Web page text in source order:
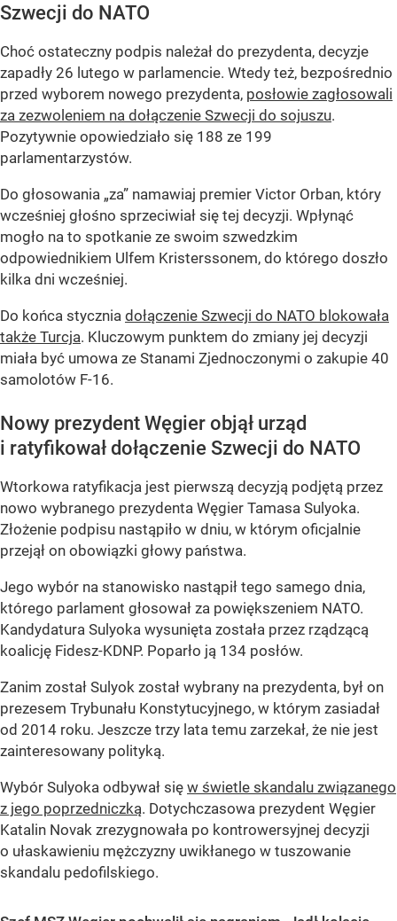
Szwecji do NATO
Choć ostateczny podpis należał do prezydenta, decyzje
zapadły 26 lutego w parlamencie. Wtedy też, bezpośrednio
przed wyborem nowego prezydenta, posłowie zagłosowali
za zezwoleniem na dołączenie Szwecji do sojuszu.
Pozytywnie opowiedziało się 188 ze 199
parlamentarzystów.
Do głosowania „za” namawiaj premier Victor Orban, który
wcześniej głośno sprzeciwiał się tej decyzji. Wpłynąć
mogło na to spotkanie ze swoim szwedzkim
odpowiednikiem Ulfem Kristerssonem, do którego doszło
kilka dni wcześniej.
Do końca stycznia dołączenie Szwecji do NATO blokowała
także Turcja. Kluczowym punktem do zmiany jej decyzji
miała być umowa ze Stanami Zjednoczonymi o zakupie 40
samolotów F-16.
Nowy prezydent Węgier objął urząd
i ratyfikował dołączenie Szwecji do NATO
Wtorkowa ratyfikacja jest pierwszą decyzją podjętą przez
nowo wybranego prezydenta Węgier Tamasa Sulyoka.
Złożenie podpisu nastąpiło w dniu, w którym oficjalnie
przejął on obowiązki głowy państwa.
Jego wybór na stanowisko nastąpił tego samego dnia,
którego parlament głosował za powiększeniem NATO.
Kandydatura Sulyoka wysunięta została przez rządzącą
koalicję Fidesz-KDNP. Poparło ją 134 posłów.
Zanim został Sulyok został wybrany na prezydenta, był on
prezesem Trybunału Konstytucyjnego, w którym zasiadał
od 2014 roku. Jeszcze trzy lata temu zarzekał, że nie jest
zainteresowany polityką.
Wybór Sulyoka odbywał się w świetle skandalu związanego
z jego poprzedniczką. Dotychczasowa prezydent Węgier
Katalin Novak zrezygnowała po kontrowersyjnej decyzji
o ułaskawieniu mężczyzny uwikłanego w tuszowanie
skandalu pedofilskiego.